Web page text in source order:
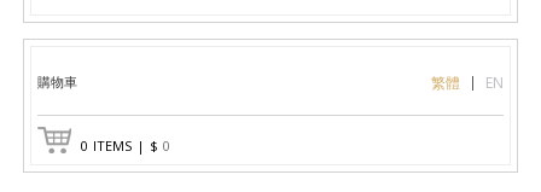
購物車 繁體 EN
0 ITEMS | $ 0